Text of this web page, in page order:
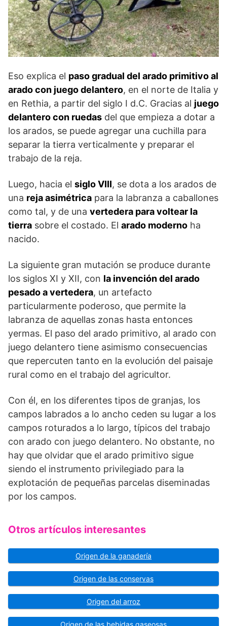
Eso explica el paso gradual del arado primitivo al
arado con juego delantero, en el norte de Italia y
en Rethia, a partir del siglo I d.C. Gracias al juego
delantero con ruedas del que empieza a dotar a
los arados, se puede agregar una cuchilla para
separar la tierra verticalmente y preparar el
trabajo de la reja.
Luego, hacia el siglo VIII, se dota a los arados de
una reja asimétrica para la labranza a caballones
como tal, y de una vertedera para voltear la
tierra sobre el costado. El arado moderno ha
nacido.
La siguiente gran mutación se produce durante
los siglos XI y XII, con la invención del arado
pesado a vertedera, un artefacto
particularmente poderoso, que permite la
labranza de aquellas zonas hasta entonces
yermas. El paso del arado primitivo, al arado con
juego delantero tiene asimismo consecuencias
que repercuten tanto en la evolución del paisaje
rural como en el trabajo del agricultor.
Con él, en los diferentes tipos de granjas, los
campos labrados a lo ancho ceden su lugar a los
campos roturados a lo largo, típicos del trabajo
con arado con juego delantero. No obstante, no
hay que olvidar que el arado primitivo sigue
siendo el instrumento privilegiado para la
explotación de pequeñas parcelas diseminadas
por los campos.
Otros artículos interesantes
Origen de la ganadería
Origen de las conservas
Origen del arroz